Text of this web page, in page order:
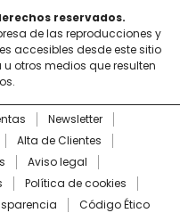
reservados.
de las reproducciones y
accesibles desde este sitio
otros medios que resulten
Newsletter
Alta de Clientes
Aviso legal
Política de cookies
Código Ético